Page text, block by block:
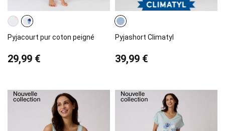
Pyjacourt pur coton peigné
29,99 €
Pyjashort Climatyl
39,99 €